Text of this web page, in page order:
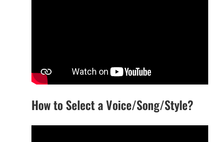
How to Select a Voice/Song/Style?